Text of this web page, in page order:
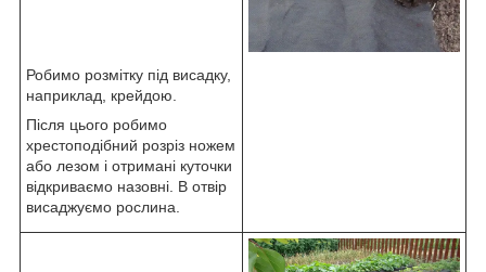
Робимо розмітку під висадку,
наприклад, крейдою.
Після цього робимо
хрестоподібний розріз ножем
або лезом і отримані куточки
відкриваємо назовні. В отвір
висаджуємо рослина.